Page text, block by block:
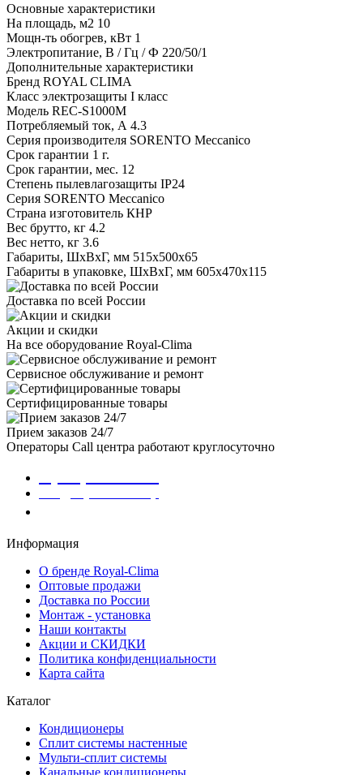
Основные характеристики
На площадь, м2 10
Мощн-ть обогрев, кВт 1
Электропитание, В / Гц / Ф 220/50/1
Дополнительные характеристики
Бренд ROYAL CLIMA
Класс электрозащиты I класс
Модель REC-S1000M
Потребляемый ток, А 4.3
Серия производителя SORENTO Meccanico
Срок гарантии 1 г.
Срок гарантии, мес. 12
Степень пылевлагозащиты IP24
Серия SORENTO Meccanico
Страна изготовитель КНР
Вес брутто, кг 4.2
Вес нетто, кг 3.6
Габариты, ШxВxГ, мм 515x500x65
Габариты в упаковке, ШxВxГ, мм 605x470x115
Доставка по всей России
Акции и скидки
На все оборудование Royal-Clima
Сервисное обслуживание и ремонт
Сертифицированные товары
Прием заказов 24/7
Операторы Call центра работают круглосуточно
Информация
О бренде Royal-Clima
Оптовые продажи
Доставка по России
Монтаж - установка
Наши контакты
Акции и СКИДКИ
Политика конфиденциальности
Карта сайта
Каталог
Кондиционеры
Сплит системы настенные
Мульти-сплит системы
Канальные кондиционеры